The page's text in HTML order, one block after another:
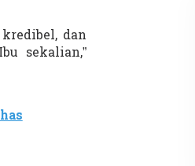
dan
sekalian,”